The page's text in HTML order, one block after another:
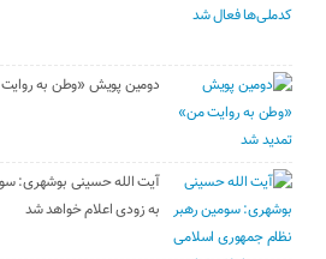
دومین پویش «وطن به
آیت الله حسینی بوشهری:
به زودی اعلام خواهد شد